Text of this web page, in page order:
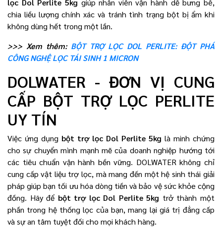
chia liều lượng chính xác và tránh tình trạng bột bị ẩm khi
không dùng hết trong một lần.
>>> Xem thêm: BỘT TRỢ LỌC DOL PERLITE: ĐỘT PHÁ
CÔNG NGHỆ LỌC TÁI SINH 1 MICRON
DOLWATER - ĐƠN VỊ CUNG
CẤP BỘT TRỢ LỌC PERLITE
UY TÍN
Việc ứng dụng bột trợ lọc Dol Perlite 5kg là minh chứng
cho sự chuyển mình mạnh mẽ của doanh nghiệp hướng tới
các tiêu chuẩn vận hành bền vững. DOLWATER không chỉ
cung cấp vật liệu trợ lọc, mà mang đến một hệ sinh thái giải
pháp giúp bạn tối ưu hóa dòng tiền và bảo vệ sức khỏe cộng
đồng. Hãy để bột trợ lọc Dol Perlite 5kg trở thành một
phần trong hệ thống lọc của bạn, mang lại giá trị đẳng cấp
và sự an tâm tuyệt đối cho mọi khách hàng.